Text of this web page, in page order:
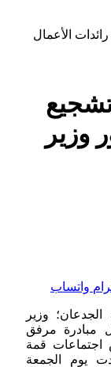
الأعمال
وزير
واتساب
وزير
مبادرة مرفق
اجتماعات قمة
يوم الجمعة